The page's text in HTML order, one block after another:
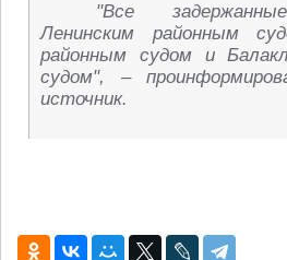
"Все
Ленинским районным
районным судом и
судом", –
источник.